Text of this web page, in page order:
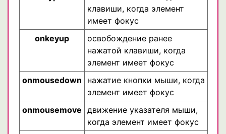
клавиши, когда элемент
имеет фокус
onkeyup
освобождение ранее
нажатой клавиши, когда
элемент имеет фокус
onmousedown
нажатие кнопки мыши, когда
элемент имеет фокус
onmousemove движение указателя мыши,
когда элемент имеет фокус